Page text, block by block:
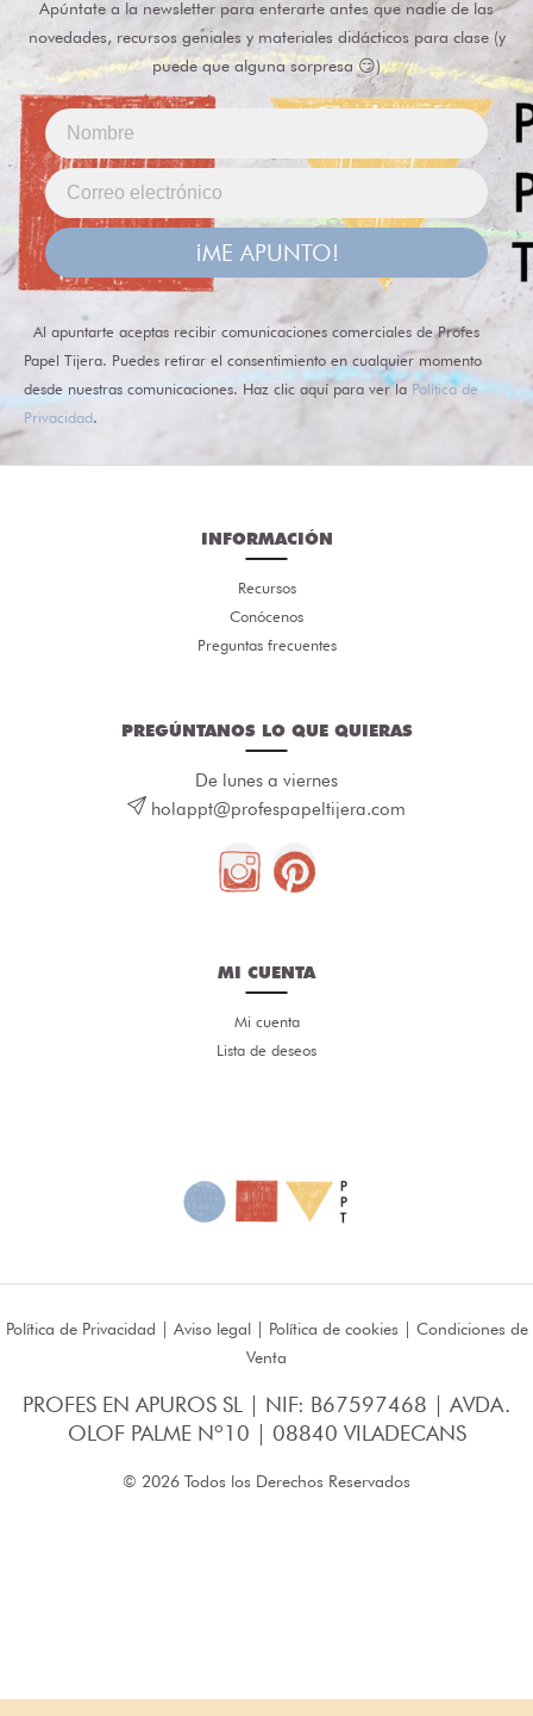
Apúntate a la newsletter para enterarte antes que nadie de las
novedades, recursos geniales y materiales didácticos para clase (y
puede que alguna sorpresa 😏)
¡ME APUNTO!
Al apuntarte aceptas recibir comunicaciones comerciales de Profes
Papel Tijera. Puedes retirar el consentimiento en cualquier momento
desde nuestras comunicaciones. Haz clic aquí para ver la Política de
Privacidad.
INFORMACIÓN
Recursos
Conócenos
Preguntas frecuentes
PREGÚNTANOS LO QUE QUIERAS
De lunes a viernes
holappt@profespapeltijera.com
MI CUENTA
Mi cuenta
Lista de deseos
Política de Privacidad | Aviso legal| Política de cookies | Condiciones de
Venta
PROFES EN APUROS SL | NIF: B67597468 | AVDA.
OLOF PALME Nº10 | 08840 VILADECANS
© 2026 Todos los Derechos Reservados